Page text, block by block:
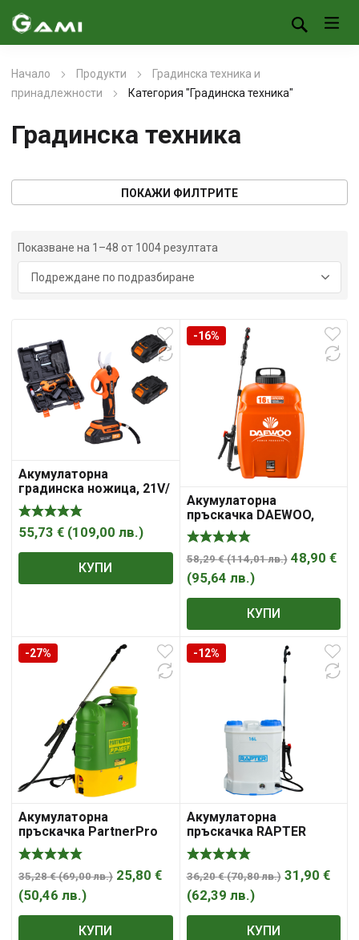
Начало Продукти
Градинска техника и
принадлежности
Категория "Градинска техника"
Градинска техника
ПОКАЖИ ФИЛТРИТЕ
Показване на 1–48 от 1004 резултата
Aкумулаторна
градинска ножица, 21V/
2x2Ah
55,73 € (109,00 лв.)
КУПИ
-16%
Акумулаторна
пръскачка DAEWOO,
DAPS16-B, 16L
58,29€ (114,01лв.) 48,90 €
(95,64 лв.)
КУПИ
-27%
Акумулаторна
пръскачка PartnerPro
PP-16SB 16L 12V 8Ah, 3
дюзи
35,28€ (69,00лв.) 25,80 €
(50,46 лв.)
КУПИ
-12%
Акумулаторна
пръскачка RAPTER
RRHQ SP-101, 16L
36,20€ (70,80лв.) 31,90 €
(62,39 лв.)
КУПИ